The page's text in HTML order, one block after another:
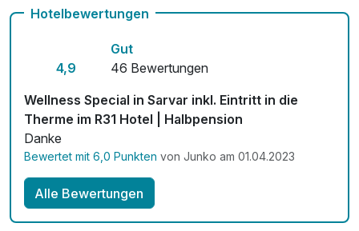
Hotelbewertungen
4,9
Gut
46 Bewertungen
Wellness Special in Sarvar inkl. Eintritt in die
Therme im R31 Hotel | Halbpension
Danke
Bewertet mit 6,0 Punkten von Junko am 01.04.2023
Alle Bewertungen